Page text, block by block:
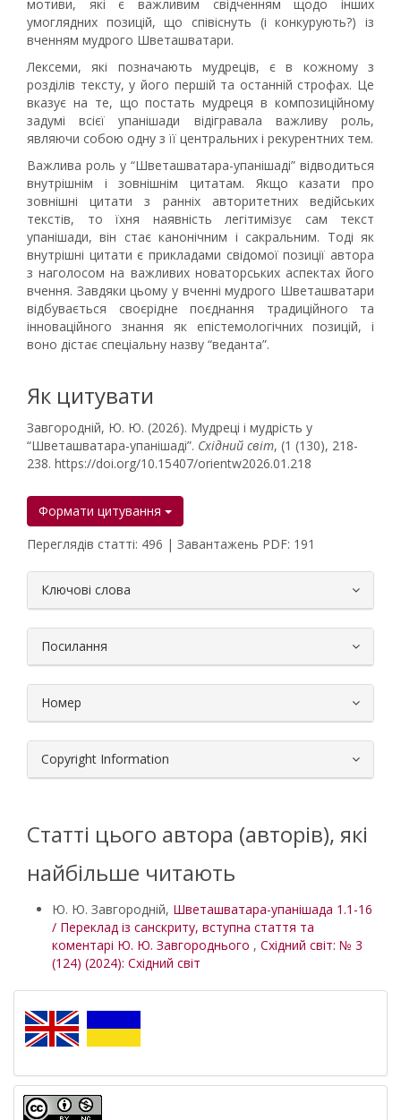
мотиви, які є важливим свідченням щодо інших
умоглядних позицій, що співіснуть (і конкурують?) із
вченням мудрого Шветашватари.
Лексеми, які позначають мудреців, є в кожному з
розділів тексту, у його першій та останній строфах. Це
вказує на те, що постать мудреця в композиційному
задумі всієї упанішади відігравала важливу роль,
являючи собою одну з її центральних і рекурентних тем.
Важлива роль у “Шветашватара-упанішаді” відводиться
внутрішнім і зовнішнім цитатам. Якщо казати про
зовнішні цитати з ранніх авторитетних ведійських
текстів, то їхня наявність легітимізує сам текст
упанішади, він стає канонічним і сакральним. Тоді як
внутрішні цитати є прикладами свідомої позиції автора
з наголосом на важливих новаторських аспектах його
вчення. Завдяки цьому у вченні мудрого Шветашватари
відбувається своєрідне поєднання традиційного та
інноваційного знання як епістемологічних позицій, і
воно дістає спеціальну назву “веданта”.
Як цитувати
Завгородній, Ю. Ю. (2026). Мудреці і мудрість у
“Шветашватара-упанішаді”. Східний світ, (1 (130), 218-
238. https://doi.org/10.15407/orientw2026.01.218
Формати цитування
Переглядів статті: 496 | Завантажень PDF: 191
Ключові слова
Посилання
Номер
Copyright Information
Статті цього автора (авторів), які
найбільше читають
Ю. Ю. Завгородній, Шветашватара-упанішада 1.1-16
/ Переклад із санскриту, вступна стаття та
коментарі Ю. Ю. Завгороднього , Східний світ: № 3
(124) (2024): Східний світ